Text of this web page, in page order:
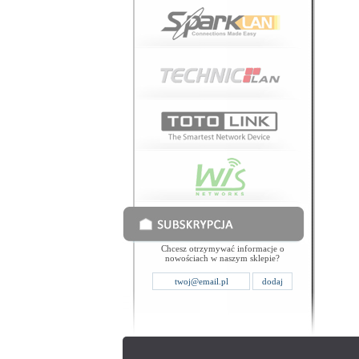
Chcesz otrzymywać informacje o
nowościach w naszym sklepie?